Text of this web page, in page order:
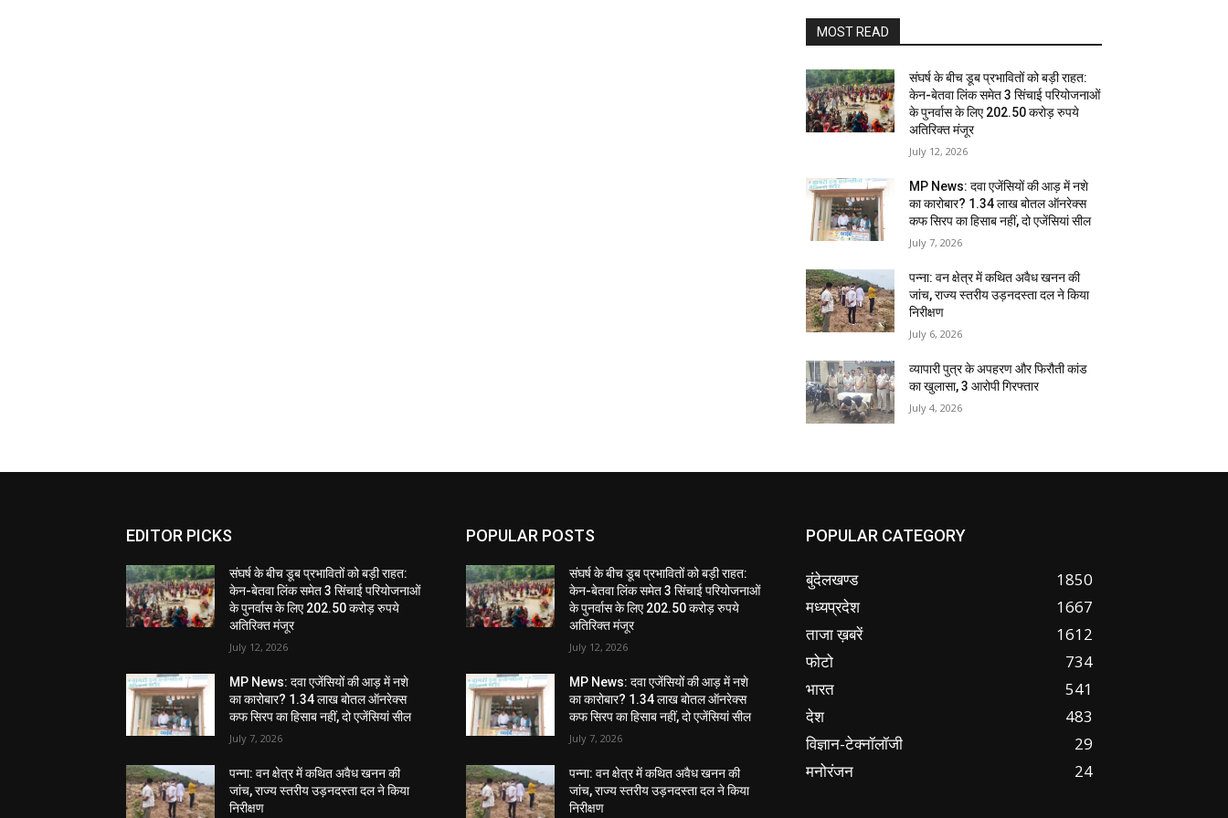
MOST READ
संघर्ष के बीच डूब प्रभावितों को बड़ी राहत:
केन-बेतवा लिंक समेत 3 सिंचाई परियोजनाओं
के पुनर्वास के लिए 202.50 करोड़ रुपये
अतिरिक्त मंजूर
July 12, 2026
MP News: दवा एजेंसियों की आड़ में नशे
का कारोबार? 1.34 लाख बोतल ऑनरेक्स
कफ सिरप का हिसाब नहीं, दो एजेंसियां सील
July 7, 2026
पन्ना: वन क्षेत्र में कथित अवैध खनन की
जांच, राज्य स्तरीय उड़नदस्ता दल ने किया
निरीक्षण
July 6, 2026
व्यापारी पुत्र के अपहरण और फिरौती कांड
का खुलासा, 3 आरोपी गिरफ्तार
July 4, 2026
EDITOR PICKS
संघर्ष के बीच डूब प्रभावितों को बड़ी राहत:
केन-बेतवा लिंक समेत 3 सिंचाई परियोजनाओं
के पुनर्वास के लिए 202.50 करोड़ रुपये
अतिरिक्त मंजूर
July 12, 2026
MP News: दवा एजेंसियों की आड़ में नशे
का कारोबार? 1.34 लाख बोतल ऑनरेक्स
कफ सिरप का हिसाब नहीं, दो एजेंसियां सील
July 7, 2026
पन्ना: वन क्षेत्र में कथित अवैध खनन की
जांच, राज्य स्तरीय उड़नदस्ता दल ने किया
निरीक्षण
POPULAR POSTS
संघर्ष के बीच डूब प्रभावितों को बड़ी राहत:
केन-बेतवा लिंक समेत 3 सिंचाई परियोजनाओं
के पुनर्वास के लिए 202.50 करोड़ रुपये
अतिरिक्त मंजूर
July 12, 2026
MP News: दवा एजेंसियों की आड़ में नशे
का कारोबार? 1.34 लाख बोतल ऑनरेक्स
कफ सिरप का हिसाब नहीं, दो एजेंसियां सील
July 7, 2026
पन्ना: वन क्षेत्र में कथित अवैध खनन की
जांच, राज्य स्तरीय उड़नदस्ता दल ने किया
निरीक्षण
POPULAR CATEGORY
बुंदेलखण्ड
1850
मध्यप्रदेश
1667
ताजा ख़बरें
1612
फोटो
734
भारत
541
देश
483
विज्ञान-टेक्नॉलॉजी
29
मनोरंजन
24